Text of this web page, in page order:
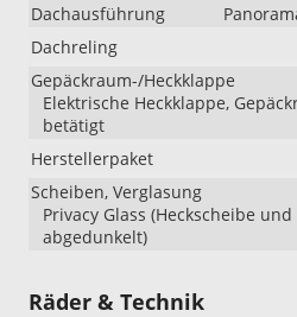
Dachausführung
Dachreling
Gepäckraum-/Heckklappe
Elektrische Heckklappe,
betätigt
Herstellerpaket
Scheiben, Verglasung
Privacy Glass (Heckscheibe
abgedunkelt)
Räder & Technik